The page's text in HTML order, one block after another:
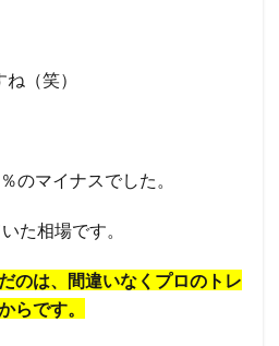
（笑）
のマイナスでした。
た相場です。
のは、間違いなくプロのトレ
らです。